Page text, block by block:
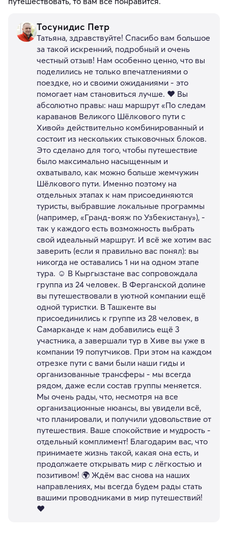
Тосунидис Петр
Татьяна, здравствуйте! Спасибо вам большое
за такой искренний, подробный и очень
честный отзыв! Нам особенно ценно, что вы
поделились не только впечатлениями о
поездке, но и своими ожиданиями - это
помогает нам становиться лучше. ❤️ Вы
абсолютно правы: наш маршрут «По следам
караванов Великого Шёлкового пути с
Хивой» действительно комбинированный и
состоит из нескольких стыковочных блоков.
Это сделано для того, чтобы путешествие
было максимально насыщенным и
охватывало, как можно больше жемчужин
Шёлкового пути. Именно поэтому на
отдельных этапах к нам присоединяются
туристы, выбравшие локальные программы
(например, «Гранд-вояж по Узбекистану»), -
так у каждого есть возможность выбрать
свой идеальный маршрут. И всё же хотим вас
заверить (если я правильно вас понял): вы
никогда не оставались 1 ни на одном этапе
тура. ☺️ В Кыргызстане вас сопровождала
группа из 24 человек. В Ферганской долине
вы путешествовали в уютной компании ещё
одной туристки. В Ташкенте вы
присоединились к группе из 28 человек, в
Самарканде к нам добавились ещё 3
участника, а завершали тур в Хиве вы уже в
компании 19 попутчиков. При этом на каждом
отрезке пути с вами были наши гиды и
организованные трансферы - мы всегда
рядом, даже если состав группы меняется.
Мы очень рады, что, несмотря на все
организационные нюансы, вы увидели всё,
что планировали, и получили удовольствие от
путешествия. Ваше спокойствие и мудрость -
отдельный комплимент! Благодарим вас, что
принимаете жизнь такой, какая она есть, и
продолжаете открывать мир с лёгкостью и
позитивом! 🌍 Ждём вас снова на наших
направлениях, мы всегда будем рады стать
вашими проводниками в мир путешествий!
❤️